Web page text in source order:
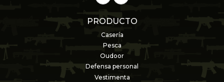
PRODUCTO
Casería
Pesca
Oudoor
Defensa personal
Vestimenta